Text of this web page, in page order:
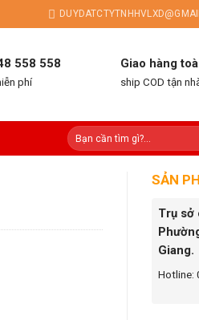
558 558
phí
Giao hàng
ship COD tận
SẢN
Trụ sở
Giang.
Hotline: